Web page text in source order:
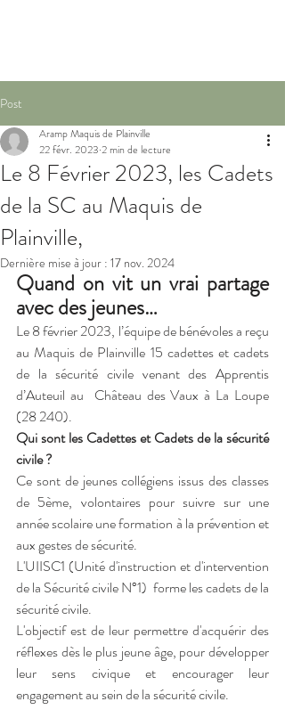
Post
Le 8 Février 2023, les Cadets
de la SC au Maquis de
Plainville,
Aramp Maquis de Plainville
22 févr. 2023 2 min de lecture
Dernière mise à jour : 17 nov. 2024
Quand on vit un vrai partage
avec des jeunes…
Le 8 février 2023, l’équipe de bénévoles a reçu
au Maquis de Plainville 15 cadettes et cadets
de la sécurité civile venant des Apprentis
d’Auteuil au  Château des Vaux à La Loupe
(28 240).
Qui sont les Cadettes et Cadets de la sécurité
civile ?
Ce sont de jeunes collégiens issus des classes
de 5ème, volontaires pour suivre sur une
année scolaire une formation à la prévention et
aux gestes de sécurité.
L'UIISC1 (Unité d'instruction et d'intervention
de la Sécurité civile N°1)  forme les cadets de la
sécurité civile.
L'objectif est de leur permettre d'acquérir des
réflexes dès le plus jeune âge, pour développer
leur sens civique et encourager leur
engagement au sein de la sécurité civile.